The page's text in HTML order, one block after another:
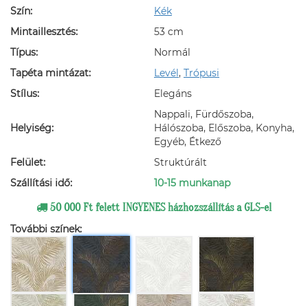
Szín:
Kék
Mintaillesztés:
53 cm
Típus:
Normál
Tapéta mintázat:
Levél, Trópusi
Stílus:
Elegáns
Helyiség:
Nappali, Fürdőszoba,
Hálószoba, Előszoba, Konyha,
Egyéb, Étkező
Felület:
Struktúrált
Szállítási idő:
10-15 munkanap
50 000 Ft felett INGYENES házhozszállítás a GLS-el
További színek: